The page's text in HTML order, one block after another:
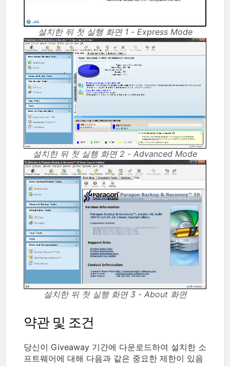
설치한 뒤 첫 실행 화면 1 - Express Mode
설치한 뒤 첫 실행 화면 2 - Advanced Mode
설치한 뒤 첫 실행 화면 3 - About 화면
약관 및 조건
당신이 Giveaway 기간에 다운로드하여 설치한 소
프트웨어에 대해 다음과 같은 중요한 제한이 있음